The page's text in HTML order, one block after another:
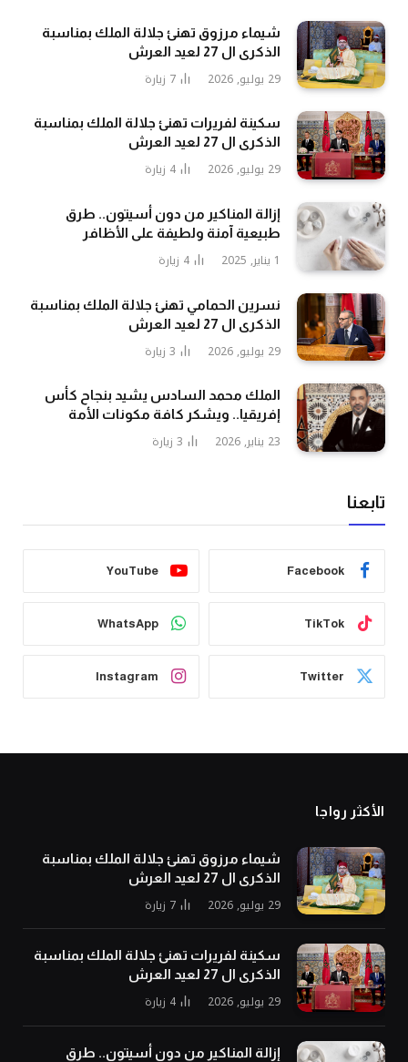
شيماء مرزوق تهنئ جلالة الملك بمناسبة
الذكرى ال 27 لعيد العرش
29 يوليو, 2026 7 زيارة
سكينة لفريرات تهنئ جلالة الملك بمناسبة
الذكرى ال 27 لعيد العرش
29 يوليو, 2026 4 زيارة
إزالة المناكير من دون أسيتون.. طرق
طبيعية آمنة ولطيفة على الأظافر
1 يناير, 2025 4 زيارة
نسرين الحمامي تهنئ جلالة الملك بمناسبة
الذكرى ال 27 لعيد العرش
29 يوليو, 2026 3 زيارة
الملك محمد السادس يشيد بنجاح كأس
إفريقيا.. ويشكر كافة مكونات الأمة
23 يناير, 2026 3 زيارة
تابعنا
Facebook
YouTube
TikTok
WhatsApp
Twitter
Instagram
الأكثر رواجا
شيماء مرزوق تهنئ جلالة الملك بمناسبة
الذكرى ال 27 لعيد العرش
29 يوليو, 2026 7 زيارة
سكينة لفريرات تهنئ جلالة الملك بمناسبة
الذكرى ال 27 لعيد العرش
29 يوليو, 2026 4 زيارة
إزالة المناكير من دون أسيتون.. طرق